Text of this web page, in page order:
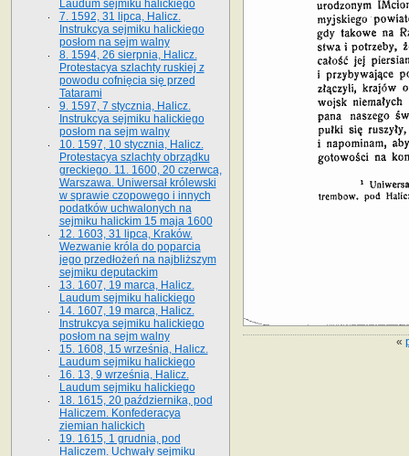
«
Laudum sejmiku halickiego
7. 1592, 31 lipca, Halicz.
Instrukcya sejmiku halickiego
posłom na sejm walny
8. 1594, 26 sierpnia, Halicz.
Protestacya szlachty ruskiej z
powodu cofnięcia się przed
Tatarami
9. 1597, 7 stycznia, Halicz.
Instrukcya sejmiku halickiego
posłom na sejm walny
10. 1597, 10 stycznia, Halicz.
Protestacya szlachty obrządku
greckiego. 11. 1600, 20 czerwca,
Warszawa. Uniwersał królewski
w sprawie czopowego i innych
podatków uchwalonych na
sejmiku halickim 15 maja 1600
12. 1603, 31 lipca, Kraków.
Wezwanie króla do poparcia
jego przedłożeń na najbliższym
sejmiku deputackim
13. 1607, 19 marca, Halicz.
Laudum sejmiku halickiego
14. 1607, 19 marca, Halicz.
Instrukcya sejmiku halickiego
posłom na sejm walny
15. 1608, 15 września, Halicz.
Laudum sejmiku halickiego
16. 13, 9 września, Halicz.
Laudum sejmiku halickiego
18. 1615, 20 października, pod
Haliczem. Konfederacya
ziemian halickich
19. 1615, 1 grudnia, pod
Haliczem. Uchwały sejmiku